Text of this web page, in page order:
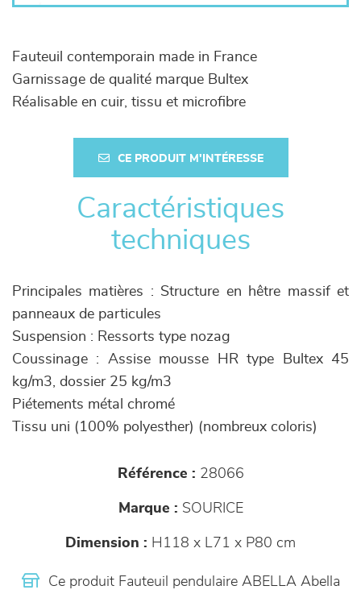
Fauteuil contemporain made in France
Garnissage de qualité marque Bultex
Réalisable en cuir, tissu et microfibre
CE PRODUIT M'INTÉRESSE
Caractéristiques
techniques
Principales matières : Structure en hêtre massif et
panneaux de particules
Suspension : Ressorts type nozag
Coussinage : Assise mousse HR type Bultex 45
kg/m3, dossier 25 kg/m3
Piétements métal chromé
Tissu uni (100% polyesther) (nombreux coloris)
Référence : 28066
Marque : SOURICE
Dimension : H118 x L71 x P80 cm
Ce produit Fauteuil pendulaire ABELLA Abella